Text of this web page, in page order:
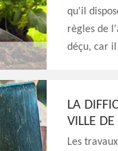
qu'il
règles de
déçu, car
LA
VILLE
Les